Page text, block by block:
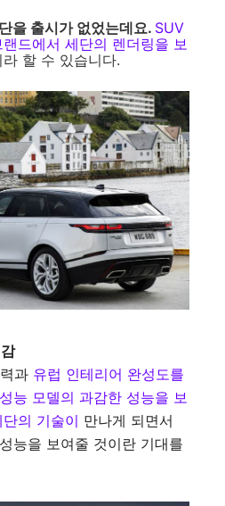
을 출시가 없었는데요. SUV
드에서 세단의 렌더링을 보
라 할 수 있습니다.
과 유럽 인테리어 완성도를
능 모델의 과감한 성능을 보
의 기술이 만나게 되면서
능을 보여줄 것이란 기대를